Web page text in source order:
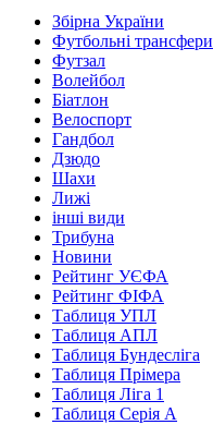
Збірна України
Футбольні трансфери
Футзал
Волейбол
Біатлон
Велоспорт
Гандбол
Дзюдо
Шахи
Лижі
інші види
Трибуна
Новини
Рейтинг УЄФА
Рейтинг ФІФА
Таблиця УПЛ
Таблиця АПЛ
Таблиця Бундесліга
Таблиця Прімера
Таблиця Ліга 1
Таблиця Серія А